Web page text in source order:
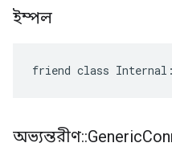
ইম্পল
friend class
অভ্যন্তরীণ::Generic